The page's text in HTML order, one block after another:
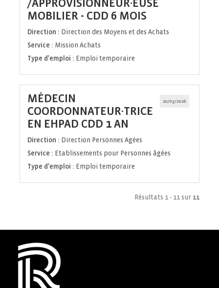
/APPROVISIONNEUR·EUSE
MOBILIER - CDD 6 MOIS
fenêtre)
Direction : Direction des Moyens et des Achats
Service : Mission Achats
Type d'emploi : Emploi temporaire
20/03/2026
MÉDECIN
COORDONNATEUR·TRICE
EN EHPAD CDD 1 AN
fenêtre)
Direction : Direction Personnes Agées
Service : Etablissements pour Personnes âgées
Type d'emploi : Emploi temporaire
Résultats 1 - 11 sur 11